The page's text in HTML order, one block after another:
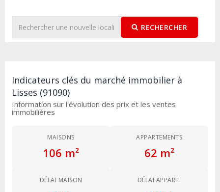
RECHERCHER
Indicateurs clés du marché immobilier à
Lisses (91090)
Information sur l'évolution des prix et les ventes
immobilières
MAISONS
106 m²
APPARTEMENTS
62 m²
DÉLAI MAISON DÉLAI APPART.